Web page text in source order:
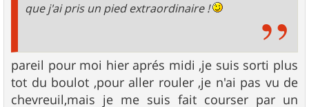
que j'ai pris un pied extraordinaire !
pareil pour moi hier aprés midi ,je suis sorti plus
tot du boulot ,pour aller rouler ,je n'ai pas vu de
chevreuil,mais je me suis fait courser par un